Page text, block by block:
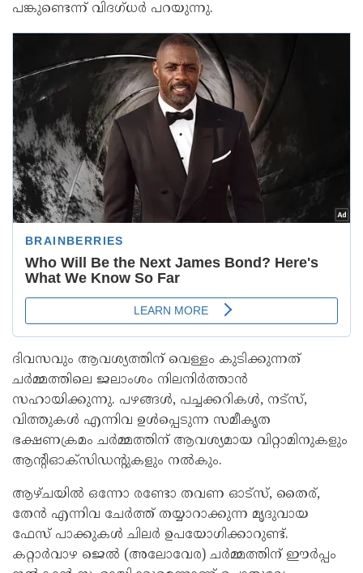
പങ്കുണ്ടെന്ന് വിദഗ്ധർ പറയുന്നു.
ദിവസവും ആവശ്യത്തിന് വെള്ളം കുടിക്കുന്നത്
ചർമ്മത്തിലെ ജലാംശം നിലനിർത്താൻ
സഹായിക്കുന്നു. പഴങ്ങൾ, പച്ചക്കറികൾ, നട്സ്,
വിത്തുകൾ എന്നിവ ഉൾപ്പെടുന്ന സമീകൃത
ഭക്ഷണക്രമം ചർമ്മത്തിന് ആവശ്യമായ വിറ്റാമിനുകളും
ആന്റിഓക്സിഡന്റുകളും നൽകും.
ആഴ്ചയിൽ ഒന്നോ രണ്ടോ തവണ ഓട്‌സ്, തൈര്,
തേൻ എന്നിവ ചേർത്ത് തയ്യാറാക്കുന്ന മൃദുവായ
ഫേസ് പാക്കുകൾ ചിലർ ഉപയോഗിക്കാറുണ്ട്.
കറ്റാർവാഴ ജെൽ (അലോവേര) ചർമ്മത്തിന് ഈർപ്പം